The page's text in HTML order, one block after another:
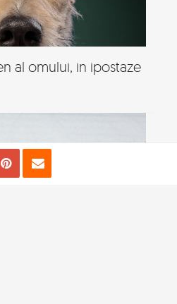
Tweet Pin
al omului, in ipostaze